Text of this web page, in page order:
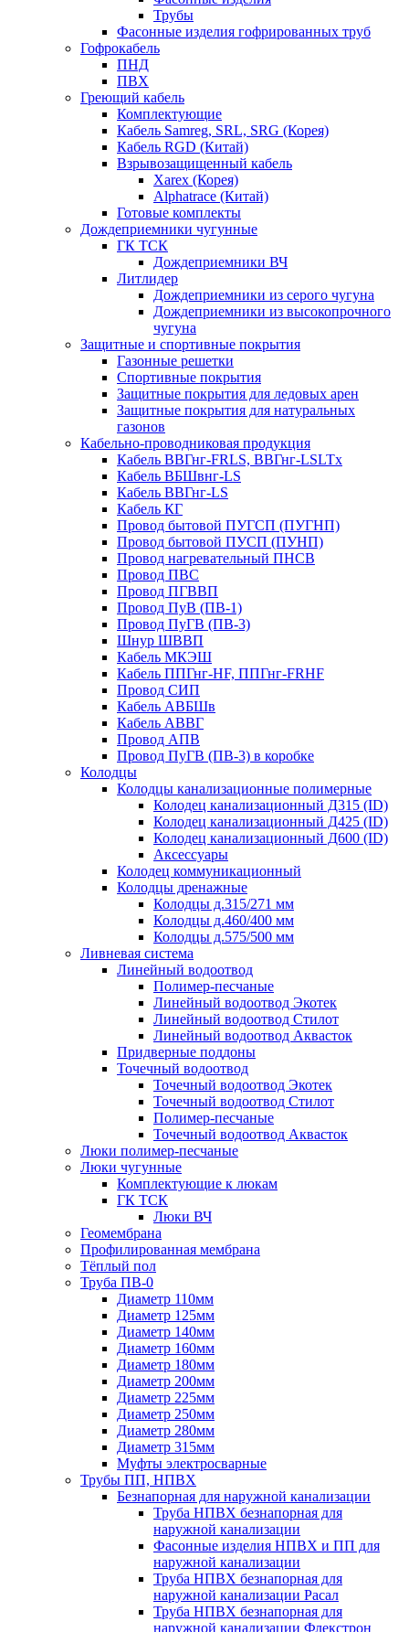
Трубы
Фасонные изделия гофрированных труб
Гофрокабель
ПНД
ПВХ
Греющий кабель
Комплектующие
Кабель Samreg, SRL, SRG (Корея)
Кабель RGD (Китай)
Взрывозащищенный кабель
Xarex (Корея)
Alphatrace (Китай)
Готовые комплекты
Дождеприемники чугунные
ГК ТСК
Дождеприемники ВЧ
Литлидер
Дождеприемники из серого чугуна
Дождеприемники из высокопрочного
чугуна
Защитные и спортивные покрытия
Газонные решетки
Спортивные покрытия
Защитные покрытия для ледовых арен
Защитные покрытия для натуральных
газонов
Кабельно-проводниковая продукция
Кабель ВВГнг-FRLS, ВВГнг-LSLTx
Кабель ВБШвнг-LS
Кабель ВВГнг-LS
Кабель КГ
Провод бытовой ПУГСП (ПУГНП)
Провод бытовой ПУСП (ПУНП)
Провод нагревательный ПНСВ
Провод ПВС
Провод ПГВВП
Провод ПуВ (ПВ-1)
Провод ПуГВ (ПВ-3)
Шнур ШВВП
Кабель МКЭШ
Кабель ППГнг-HF, ППГнг-FRHF
Провод СИП
Кабель АВБШв
Кабель АВВГ
Провод АПВ
Провод ПуГВ (ПВ-3) в коробке
Колодцы
Колодцы канализационные полимерные
Колодец канализационный Д315 (ID)
Колодец канализационный Д425 (ID)
Колодец канализационный Д600 (ID)
Аксессуары
Колодец коммуникационный
Колодцы дренажные
Колодцы д.315/271 мм
Колодцы д.460/400 мм
Колодцы д.575/500 мм
Ливневая система
Линейный водоотвод
Полимер-песчаные
Линейный водоотвод Экотек
Линейный водоотвод Стилот
Линейный водоотвод Аквасток
Придверные поддоны
Точечный водоотвод
Точечный водоотвод Экотек
Точечный водоотвод Стилот
Полимер-песчаные
Точечный водоотвод Аквасток
Люки полимер-песчаные
Люки чугунные
Комплектующие к люкам
ГК ТСК
Люки ВЧ
Геомембрана
Профилированная мембрана
Тёплый пол
Труба ПВ-0
Диаметр 110мм
Диаметр 125мм
Диаметр 140мм
Диаметр 160мм
Диаметр 180мм
Диаметр 200мм
Диаметр 225мм
Диаметр 250мм
Диаметр 280мм
Диаметр 315мм
Муфты электросварные
Трубы ПП, НПВХ
Безнапорная для наружной канализации
Труба НПВХ безнапорная для
наружной канализации
Фасонные изделия НПВХ и ПП для
наружной канализации
Труба НПВХ безнапорная для
наружной канализации Расал
Труба НПВХ безнапорная для
наружной канализации Флекстрон